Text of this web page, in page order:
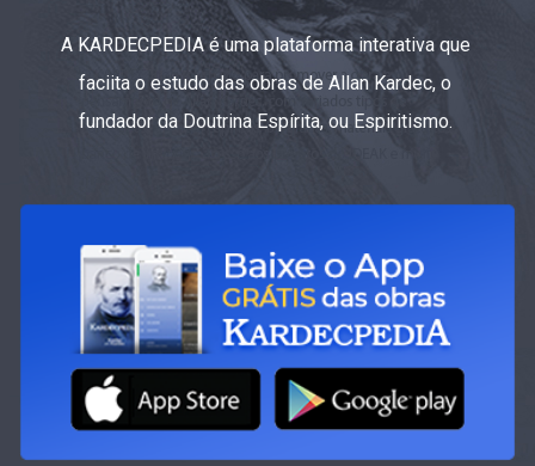
A KARDECPEDIA é uma plataforma interativa que
faciita o estudo das obras de Allan Kardec, o
fundador da Doutrina Espírita, ou Espiritismo.